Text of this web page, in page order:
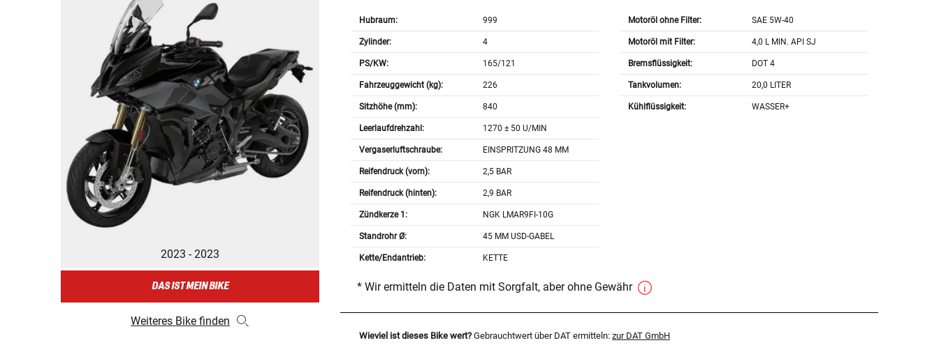
2023 - 2023
DAS IST MEIN BIKE
Weiteres Bike finden
Hubraum: 999
Zylinder: 4
PS/KW: 165/121
Fahrzeuggewicht (kg): 226
Sitzhöhe (mm): 840
Leerlaufdrehzahl: 1270 ± 50 U/MIN
Vergaserluftschraube: EINSPRITZUNG 48 MM
Reifendruck (vorn): 2,5 BAR
Reifendruck (hinten): 2,9 BAR
Zündkerze 1: NGK LMAR9FI-10G
Standrohr Ø: 45 MM USD-GABEL
Kette/Endantrieb: KETTE
Motoröl ohne Filter: SAE 5W-40
Motoröl mit Filter: 4,0 L MIN. API SJ
Bremsflüssigkeit: DOT 4
Tankvolumen: 20,0 LITER
Kühlflüssigkeit: WASSER+
* Wir ermitteln die Daten mit Sorgfalt, aber ohne Gewähr
Wieviel ist dieses Bike wert? Gebrauchtwert über DAT ermitteln: zur DAT GmbH